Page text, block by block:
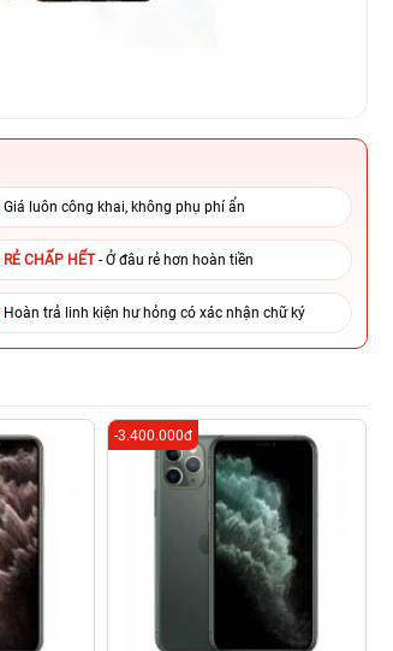
Giá luôn công khai, không phụ phí ẩn
RẺ CHẤP HẾT- Ở đâu rẻ hơn hoàn tiền
Hoàn trả linh kiện hư hỏng có xác nhận chữ ký
-3.400.000đ